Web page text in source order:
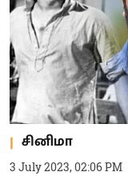
சினிமா
3 July 2023, 02:06 PM